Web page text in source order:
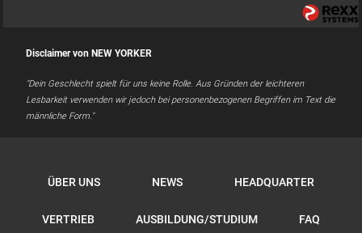
Disclaimer von NEW YORKER
"Dein Geschlecht spielt für uns keine Rolle. Aus Gründen der leichteren
Lesbarkeit verwenden wir jedoch bei personenbezogenen Begriffen im Text die
männliche Form."
ÜBER UNS NEWS HEADQUARTER
VERTRIEB AUSBILDUNG/STUDIUM FAQ